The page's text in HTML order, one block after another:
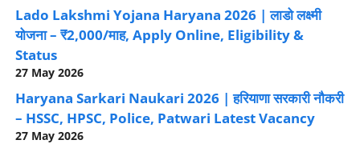
Lado Lakshmi Yojana Haryana 2026 | लाडो लक्ष्मी
योजना – ₹2,000/माह, Apply Online, Eligibility &
Status
27 May 2026
Haryana Sarkari Naukari 2026 | हरियाणा सरकारी नौकरी
– HSSC, HPSC, Police, Patwari Latest Vacancy
27 May 2026